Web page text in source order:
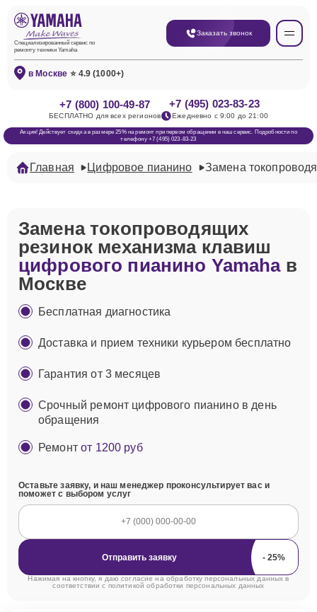
Специализированный сервис по
ремонту техники Yamaha
Заказать звонок
в Москве ⭐ 4.9 (1000+)
+7 (800) 100-49-87
БЕСПЛАТНО для всех регионов
+7 (495) 023-83-23
Ежедневно с 9:00 до 21:00
Акция! Действует скидка в размере 25% на ремонт при первом обращении в наш сервис. Подробности по
телефону +7 (495) 023-83-23
Главная Цифровое пианино Замена
Замена токопроводящих
резинок механизма клавиш
цифрового пианино Yamahaв
Москве
Бесплатная диагностика
Доставка и прием техники курьером бесплатно
Гарантия от 3 месяцев
Срочный ремонт цифрового пианино в день
обращения
Ремонтот 1200 руб
Оставьте заявку, и наш менеджер проконсультирует вас и
поможет с выбором услуг
Отправить заявку
Нажимая на кнопку, я даю согласие на обработку персональных данных в
соответствии с политикой обработки персональных данных